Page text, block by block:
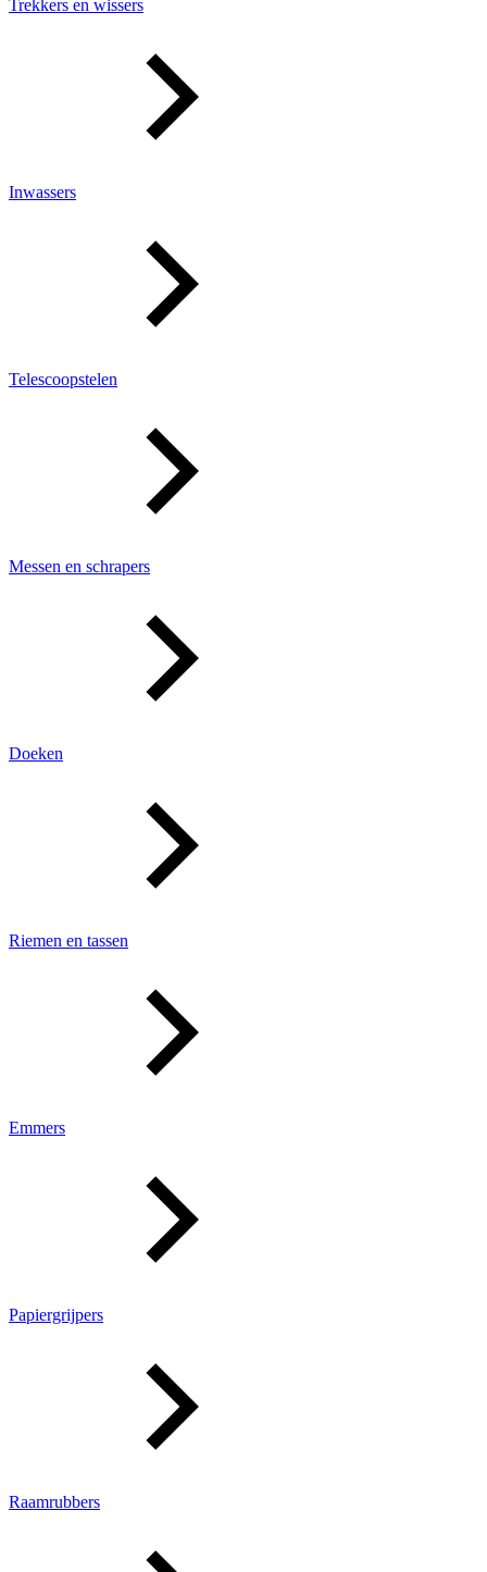
Trekkers en wissers
Inwassers
Telescoopstelen
Messen en schrapers
Doeken
Riemen en tassen
Emmers
Papiergrijpers
Raamrubbers